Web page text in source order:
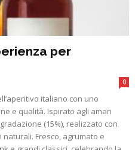
per
0
italiano con uno
e qualità. Ispirato agli amari
(15%), realizzato con
Fresco, agrumato e